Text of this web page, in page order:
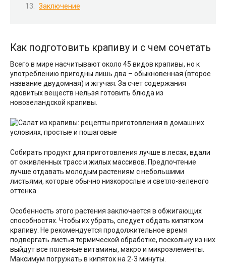
Заключение
Как подготовить крапиву и с чем сочетать
Всего в мире насчитывают около 45 видов крапивы, но к
употреблению пригодны лишь два – обыкновенная (второе
название двудомная) и жгучая. За счет содержания
ядовитых веществ нельзя готовить блюда из
новозеландской крапивы.
Собирать продукт для приготовления лучше в лесах, вдали
от оживленных трасс и жилых массивов. Предпочтение
лучше отдавать молодым растениям с небольшими
листьями, которые обычно низкорослые и светло-зеленого
оттенка.
Особенность этого растения заключается в обжигающих
способностях. Чтобы их убрать, следует обдать кипятком
крапиву. Не рекомендуется продолжительное время
подвергать листья термической обработке, поскольку из них
выйдут все полезные витамины, макро и микроэлементы.
Максимум погружать в кипяток на 2-3 минуты.